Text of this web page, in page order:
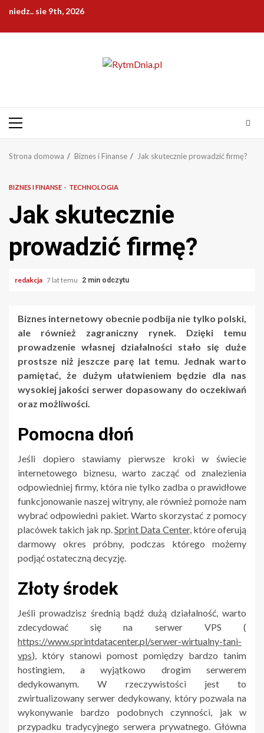
Przejdź
treści
niedz.. sie 9th, 2026
Menu
Strona domowa Biznes i Finanse Jak skutecznie prowadzić firmę?
BIZNES I FINANSE TECHNOLOGIA
Jak skutecznie
prowadzić firmę?
redakcja 7 lat temu 2 min odczytu
Biznes internetowy obecnie podbija nie tylko polski,
ale również zagraniczny rynek. Dzięki temu
prowadzenie własnej działalności stało się duże
prostsze niż jeszcze parę lat temu. Jednak warto
pamiętać, że dużym ułatwieniem będzie dla nas
wysokiej jakości serwer dopasowany do oczekiwań
oraz możliwości.
Pomocna dłoń
Jeśli dopiero stawiamy pierwsze kroki w świecie
internetowego biznesu, warto zacząć od znalezienia
odpowiedniej firmy, która nie tylko zadba o prawidłowe
funkcjonowanie naszej witryny, ale również pomoże nam
wybrać odpowiedni pakiet. Warto skorzystać z pomocy
placówek takich jak np.Sprint Data Center, które oferują
darmowy okres próbny, podczas którego możemy
podjąć ostateczną decyzję.
Złoty środek
Jeśli prowadzisz średnią bądź dużą działalność, warto
zdecydować się na serwer VPS (
https://www.sprintdatacenter.pl/serwer-wirtualny-tani-
vps), który stanowi pomost pomiędzy bardzo tanim
hostingiem, a wyjątkowo drogim serwerem
dedykowanym. W rzeczywistości jest to
zwirtualizowany serwer dedykowany, który pozwala na
wykonywanie bardzo podobnych czynności, jak w
przypadku tradycyjnego serwera prywatnego. Główna